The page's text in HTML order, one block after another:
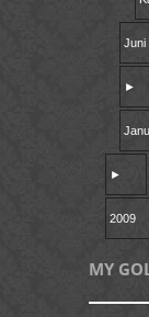
Juni
►
►
2009
MY